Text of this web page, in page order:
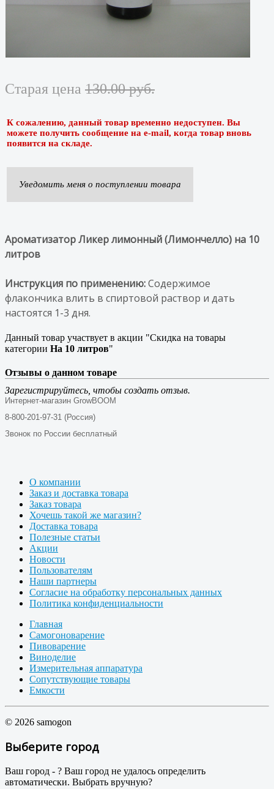
Старая цена 130.00 руб.
К сожалению, данный товар временно недоступен. Вы
можете получить сообщение на e-mail, когда товар вновь
появится на складе.
Уведомить меня о поступлении товара
Ароматизатор Ликер лимонный (Лимончелло) на 10
литров
Инструкция по применению:Содержимое
флакончика влить в спиртовой раствор и дать
настоятся 1-3 дня.
Данный товар участвует в акции "Скидка на товары
категории На 10 литров"
Отзывы о данном товаре
Зарегистрируйтесь, чтобы создать отзыв.
Интернет-магазин GrowBOOM
8-800-201-97-31 (Россия)
Звонок по России бесплатный
О компании
Заказ и доставка товара
Заказ товара
Хочешь такой же магазин?
Доставка товара
Полезные статьи
Акции
Новости
Пользователям
Наши партнеры
Согласие на обработку персональных данных
Политика конфиденциальности
Главная
Самогоноварение
Пивоварение
Виноделие
Измерительная аппаратура
Сопутствующие товары
Емкости
© 2026 samogon
Выберите город
Ваш город - ? Ваш город не удалось определить
автоматически. Выбрать вручную?